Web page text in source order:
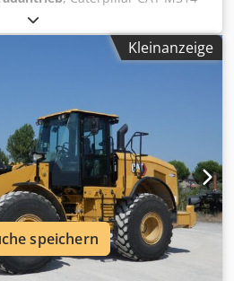
? Nur 2.617 Betriebsstunden
M314 Mobilbagger in
sofort einsatzbereiten Zustand.
* Betriebsstunden: 2.617 *
Schnellwechsler *
Ajzmpxmol Sokr * Bereifung
und sparsamer CAT-
wurde regelmäßig gewartet und
als auch optisch in einem
sofort einsatzbereit und eignet
und Kanalbau sowie den
und Probelauf sind
möglich. Transport
werden.
Kleinanzeige
speichern